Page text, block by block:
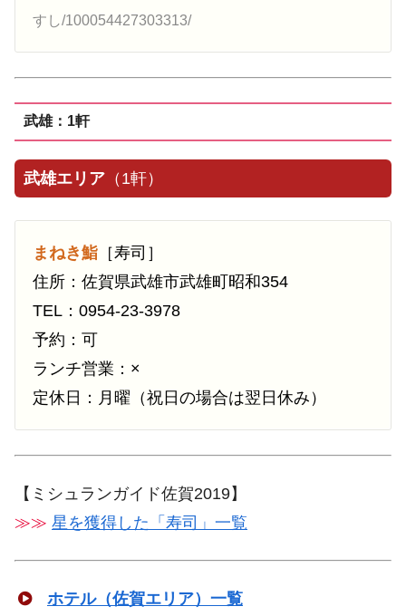
すし/100054427303313/
武雄：1軒
武雄エリア （1軒）
まねき鮨 ［寿司］
住所：佐賀県武雄市武雄町昭和354
TEL：0954-23-3978
予約：可
ランチ営業：×
定休日：月曜（祝日の場合は翌日休み）
【ミシュランガイド佐賀2019】
≫≫ 星を獲得した「寿司」一覧
ホテル（佐賀エリア）一覧